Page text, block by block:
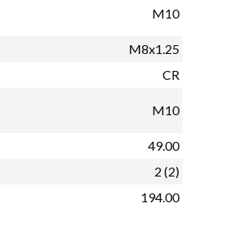
M10
M8x1.25
CR
M10
49.00
2 (2)
194.00